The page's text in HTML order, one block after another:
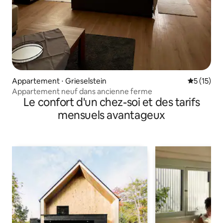
Appartement ⋅ Grieselstein
5 (15)
Appartement neuf dans ancienne ferme
Le confort d'un chez-soi et des tarifs
mensuels avantageux